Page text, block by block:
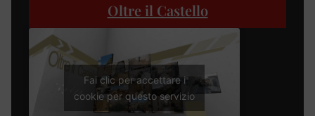
Oltre il Castello
Fai clic per accettare i
cookie per questo servizio